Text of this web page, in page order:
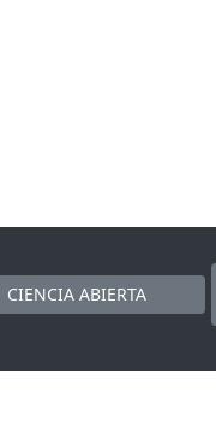
CIENCIA ABIERTA